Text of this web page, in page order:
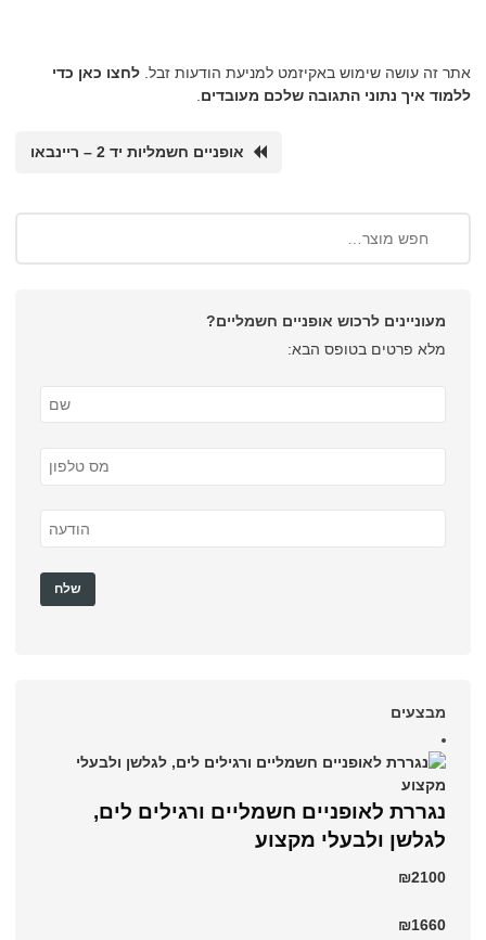
אתר זה עושה שימוש באקיזמט למניעת הודעות זבל. לחצו כאן כדי
ללמוד איך נתוני התגובה שלכם מעובדים
אופניים חשמליות יד 2 – ריינבאו
מעוניינים לרכוש אופניים חשמליים?
מלא פרטים בטופס הבא:
מבצעים
נגררת לאופניים חשמליים ורגילים לים,
לגלשן ולבעלי מקצוע
₪2100
₪1660